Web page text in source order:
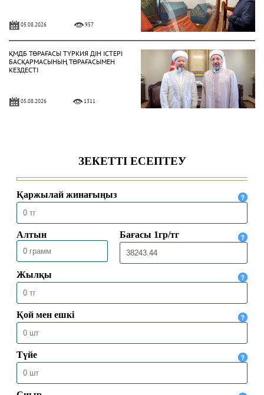
05.08.2026 957
ҚМДБ ТӨРАҒАСЫ ТҮРКИЯ ДІН ІСТЕРІ
БАСҚАРМАСЫНЫҢ ТӨРАҒАСЫМЕН
КЕЗДЕСТІ
05.08.2026 1311
04.08.2026 2384
БАС МҮФТИ ҚАЗАҚСТАННЫҢ
ТҮРКИЯДАҒЫ ТӨТЕНШЕ ЖӘНЕ
ӨКІЛЕТТІ ЕЛШІСІМЕН КЕЗДЕСТІ
04.08.2026